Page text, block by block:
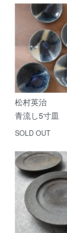
松村英治
青流し5寸皿
SOLD OUT